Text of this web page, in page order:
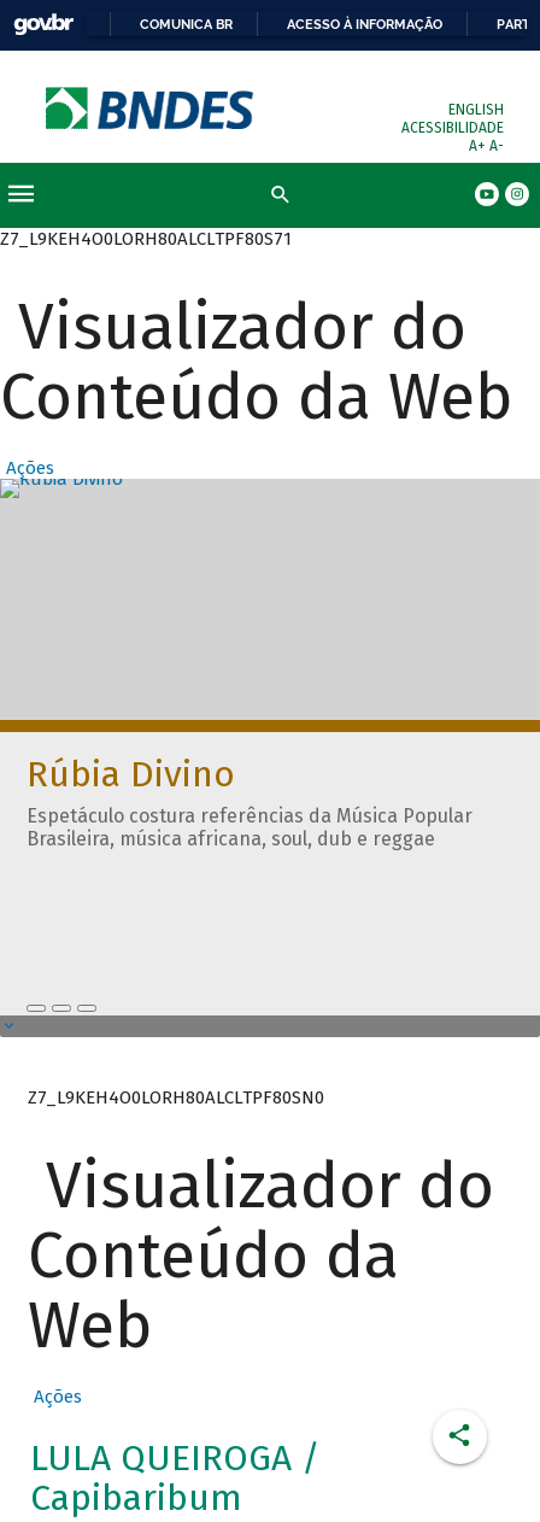
COMUNICA BR ACESSO À INFORMAÇÃO
ENGLISH
ACESSIBILIDADE
A+ A-
Z7_L9KEH4O0LORH80ALCLTPF80S71
Visualizador do
Conteúdo da Web
Ações
Destaques
Rúbia Divino
Espetáculo costura referências da Música Popular
Brasileira, música africana, soul, dub e reggae
Z7_L9KEH4O0LORH80ALCLTPF80SN0
Visualizador do
Conteúdo da
Web
Ações
LULA QUEIROGA /
Capibaribum